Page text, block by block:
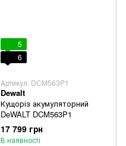
5
6
Артикул: DCM563P1
Dewalt
Кущоріз акумуляторний
DeWALT DCM563P1
17 799 грн
В наявності